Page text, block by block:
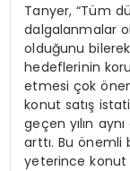
Tanyer, “Tüm
dalgalanmalar
olduğunu
hedeflerinin
etmesi çok
konut satış
geçen yılın
arttı. Bu önemli
yeterince konut